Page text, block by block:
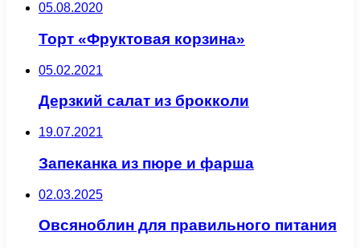
05.08.2020
Торт «Фруктовая корзина»
05.02.2021
Дерзкий салат из брокколи
19.07.2021
Запеканка из пюре и фарша
02.03.2025
Овсяноблин для правильного питания